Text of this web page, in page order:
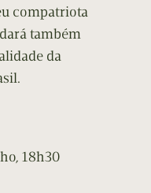
compatriota
também
da
18h30